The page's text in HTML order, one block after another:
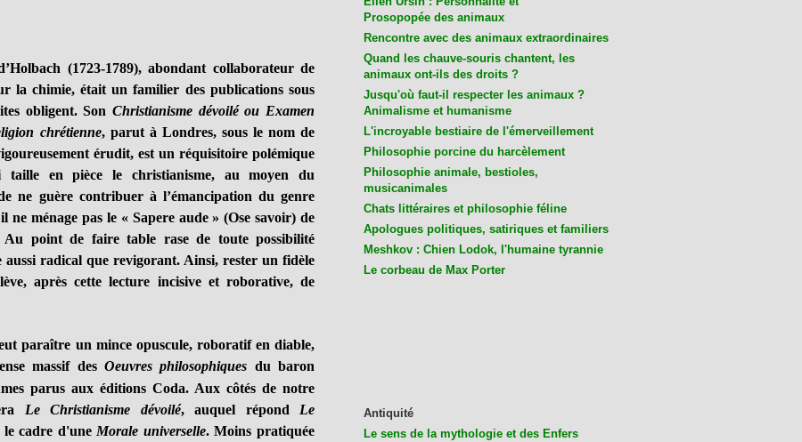
(1723-1789), abondant collaborateur de
la chimie, était un familier des publications sous
obligent. Son Christianisme dévoilé ou Examen
chrétienne, parut à Londres, sous le nom de
érudit, est un réquisitoire polémique
taille en pièce le christianisme, au moyen du
ne guère contribuer à l’émancipation du genre
ménage pas le « Sapere aude » (Ose savoir) de
Au point de faire table rase de toute possibilité
aussi radical que revigorant. Ainsi, rester un fidèle
après cette lecture incisive et roborative, de
un mince opuscule, roboratif en diable,
massif des Oeuvres philosophiques du baron
parus aux éditions Coda. Aux côtés de notre
Le Christianisme dévoilé, auquel répond Le
le cadre d'une Morale universelle. Moins pratiquée
Prosopopée des animaux
Rencontre avec des animaux extraordinaires
Quand les chauve-souris chantent, les
animaux ont-ils des droits ?
Jusqu'où faut-il respecter les animaux ?
Animalisme et humanisme
L'incroyable bestiaire de l'émerveillement
Philosophie porcine du harcèlement
Philosophie animale, bestioles,
musicanimales
Chats littéraires et philosophie féline
Apologues politiques, satiriques et familiers
Meshkov : Chien Lodok, l'humaine tyrannie
Le corbeau de Max Porter
Antiquité
Le sens de la mythologie et des Enfers